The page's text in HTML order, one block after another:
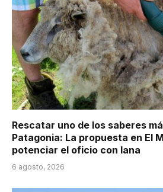
Rescatar uno de los saberes
Patagonia: La propuesta en El
potenciar el oficio con lana
6 agosto, 2026